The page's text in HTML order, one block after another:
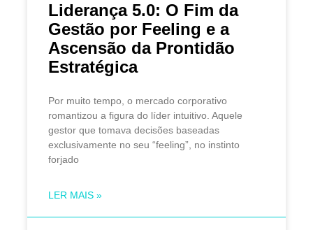
Liderança 5.0: O Fim da
Gestão por Feeling e a
Ascensão da Prontidão
Estratégica
Por muito tempo, o mercado corporativo
romantizou a figura do líder intuitivo. Aquele
gestor que tomava decisões baseadas
exclusivamente no seu “feeling”, no instinto
forjado
LER MAIS »